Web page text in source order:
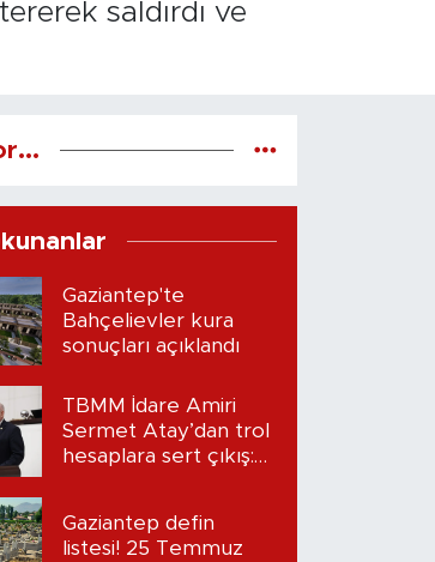
saldırdı ve
Gaziantep'te
Bahçelievler kura
sonuçları açıklandı
TBMM İdare Amiri
Sermet Atay’dan trol
hesaplara sert çıkış:
Gaziantep defin
listesi! 25 Temmuz